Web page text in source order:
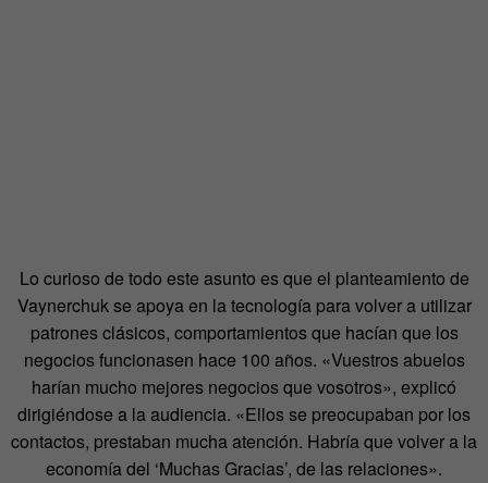
Lo curioso de todo este asunto es que el planteamiento de
Vaynerchuk se apoya en la tecnología para volver a utilizar
patrones clásicos, comportamientos que hacían que los
negocios funcionasen hace 100 años. «Vuestros abuelos
harían mucho mejores negocios que vosotros», explicó
dirigiéndose a la audiencia. «Ellos se preocupaban por los
contactos, prestaban mucha atención. Habría que volver a la
economía del ‘Muchas Gracias’, de las relaciones».